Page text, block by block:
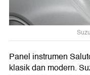
Panel instrumen
klasik dan modern.